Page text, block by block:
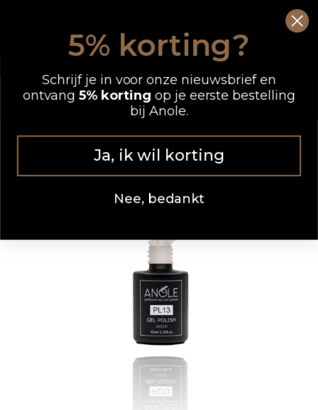
inhoud
5% korting?
Schrijf je in voor onze nieuwsbrief en
ontvang5% korting op je eerste bestelling
bij Anole.
Ja, ik wil korting
Nee, bedankt